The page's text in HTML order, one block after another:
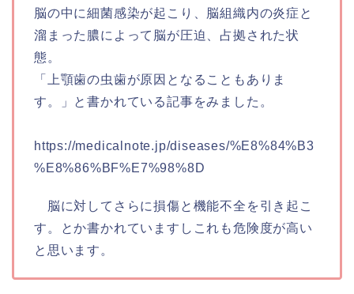
脳の中に細菌感染が起こり、脳組織内の炎症と
溜まった膿によって脳が圧迫、占拠された状
態。
「上顎歯の虫歯が原因となることもありま
す。」と書かれている記事をみました。
https://medicalnote.jp/diseases/%E8%84%B3
%E8%86%BF%E7%98%8D
脳に対してさらに損傷と機能不全を引き起こ
す。とか書かれていますしこれも危険度が高い
と思います。